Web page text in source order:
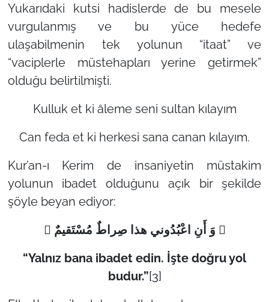
Yukarıdaki kutsi hadislerde de bu mesele
vurgulanmış ve bu yüce hedefe
ulaşabilmenin tek yolunun “itaat” ve
“vaciplerle müstehapları yerine getirmek”
olduğu belirtilmişti.
Kulluk et ki âleme seni sultan kılayım
Can feda et ki herkesi sana canan kılayım.
Kur’an-ı Kerim de insaniyetin müstakim
yolunun ibadet olduğunu açık bir şekilde
şöyle beyan ediyor:
 وَ أَنِ اعْبُدُوني‏ هذا صِراطٌ مُسْتَقيمٌ 
“Yalnız bana ibadet edin. İşte doğru yol
budur.”[3]